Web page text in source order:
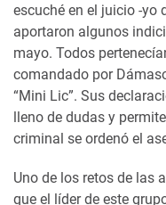
escuché en el juicio -yo
aportaron algunos
mayo. Todos
comandado por
“Mini Lic”. Sus
lleno de dudas y
criminal se ordenó el
Uno de los retos de las
que el líder de este